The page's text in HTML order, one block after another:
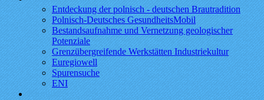
Entdeckung der polnisch - deutschen Brautradition
Polnisch-Deutsches GesundheitsMobil
Bestandsaufnahme und Vernetzung geologischer
Potenziale
Grenzübergreifende Werkstätten Industriekultur
Euregiowell
Spurensuche
ENI
Kontakt